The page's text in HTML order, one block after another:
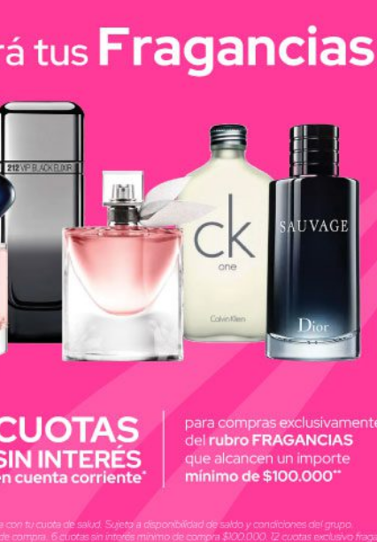
(vitamina B12). La vitamina B12 es
de Cianocobalamina (vitamina B12) por
para lograr una reposición de las reservas
(vitamina B12).
que esta vitamina se obtiene exclusivamente
veganos, personas mayores de 60 años,
condiciones médicas específicas, como por
inhibidores de la bomba de protones, entre otros)
atrófica.
inflamatoria del intestino y enfermedad
-15%